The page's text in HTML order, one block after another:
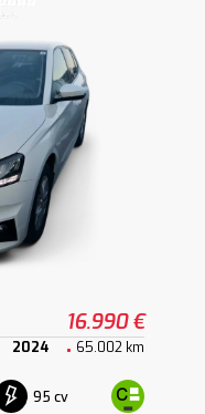
16.990 €
2024 65.002 km
95 cv